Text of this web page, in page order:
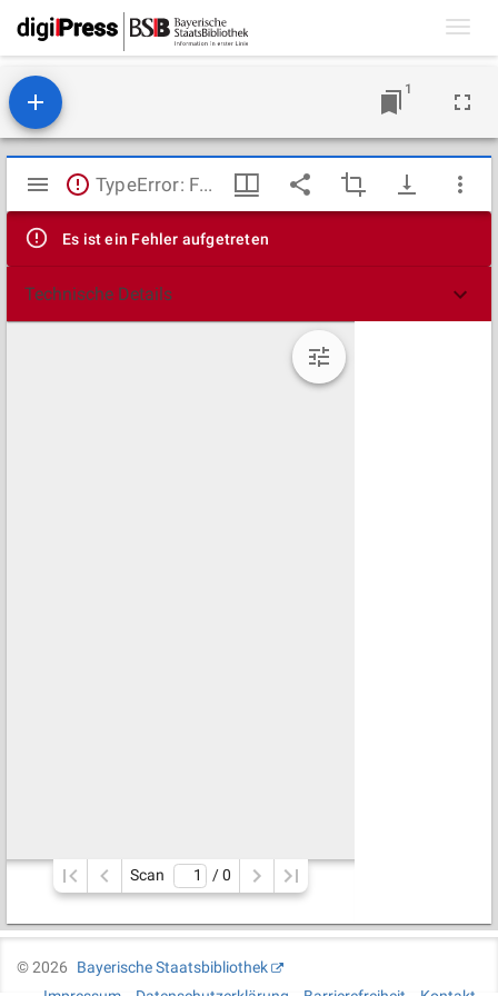
1
Mirador
Viewer
TypeError: Failed to fetch
Es ist ein Fehler aufgetreten
Technische Details
Scan / 0
©2026
Bayerische Staatsbibliothek